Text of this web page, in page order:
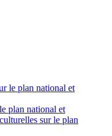
plan national et
sur le plan
DE LA HAAC N°0134/